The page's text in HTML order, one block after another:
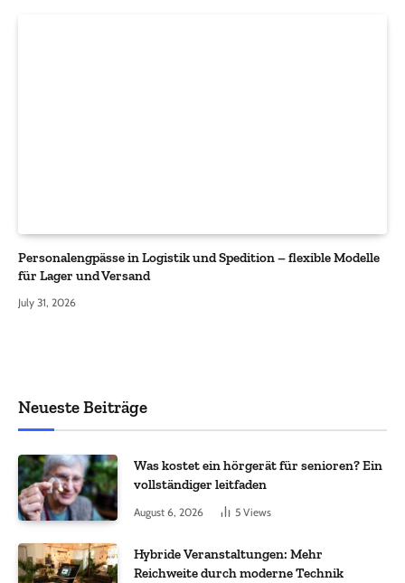
Personalengpässe in Logistik und Spedition – flexible Modelle
für Lager und Versand
July 31, 2026
Neueste Beiträge
Was kostet ein hörgerät für senioren? Ein
vollständiger leitfaden
August 6, 2026 5 Views
Hybride Veranstaltungen: Mehr
Reichweite durch moderne Technik